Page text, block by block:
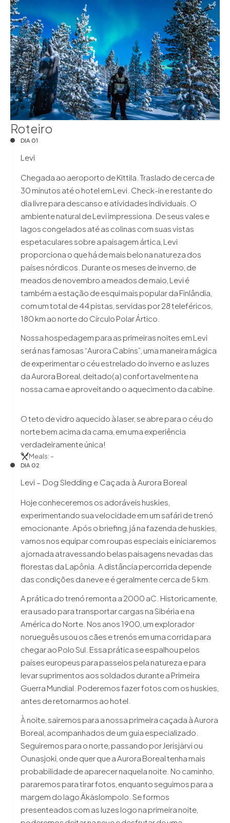
Roteiro
DIA 01
Levi
Chegada ao aeroporto de Kittila. Traslado de cerca de
30 minutos até o hotel em Levi. Check-in e restante do
dia livre para descanso e atividades individuais. O
ambiente natural de Levi impressiona. De seus vales e
lagos congelados até as colinas com suas vistas
espetaculares sobre a paisagem ártica, Levi
proporciona o que há de mais belo na natureza dos
países nórdicos. Durante os meses de inverno, de
meados de novembro a meados de maio, Levi é
também a estação de esqui mais popular da Finlândia,
com um total de 44 pistas, servidas por 28 teleféricos,
180 km ao norte do Círculo Polar Ártico.
Nossa hospedagem para as primeiras noites em Levi
será nas famosas “Aurora Cabins”, uma maneira mágica
de experimentar o céu estrelado do inverno e as luzes
da Aurora Boreal, deitado(a) confortavelmente na
nossa cama e aproveitando o aquecimento da cabine.
O teto de vidro aquecido à laser, se abre para o céu do
norte bem acima da cama, em uma experiência
verdadeiramente única!
Meals: –
DIA 02
Levi – Dog Sledding e Caçada à Aurora Boreal
Hoje conheceremos os adoráveis huskies,
experimentando sua velocidade em um safári de trenó
emocionante. Após o briefing, já na fazenda de huskies,
vamos nos equipar com roupas especiais e iniciaremos
a jornada atravessando belas paisagens nevadas das
florestas da Lapônia. A distância percorrida depende
das condições da neve e é geralmente cerca de 5 km.
A prática do trenó remonta a 2000 aC. Historicamente,
era usado para transportar cargas na Sibéria e na
América do Norte. Nos anos 1900, um explorador
norueguês usou os cães e trenós em uma corrida para
chegar ao Polo Sul. Essa prática se espalhou pelos
países europeus para passeios pela natureza e para
levar suprimentos aos soldados durante a Primeira
Guerra Mundial. Poderemos fazer fotos com os huskies,
antes de retornarmos ao hotel.
À noite, sairemos para a nossa primeira caçada à Aurora
Boreal, acompanhados de um guia especializado.
Seguiremos para o norte, passando por Jerisjärvi ou
Ounasjoki, onde quer que a Aurora Boreal tenha mais
probabilidade de aparecer naquela noite. No caminho,
pararemos para tirar fotos, enquanto seguimos para a
margem do lago Äkäslompolo. Se formos
presenteados com as luzes logo na primeira noite,